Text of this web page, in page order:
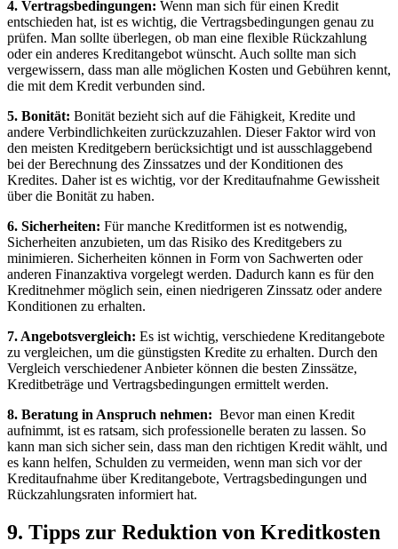
4. ‍Vertragsbedingungen: Wenn man ‍sich für einen Kredit
entschieden hat, ist es‌ wichtig, die Vertragsbedingungen ​genau‍ zu
prüfen. Man sollte ‌überlegen, ob ‍man eine flexible Rückzahlung
oder ein anderes Kreditangebot wünscht. Auch ‌sollte man ⁤sich
vergewissern, dass man alle⁣ möglichen Kosten und ‍Gebühren kennt,
die mit dem⁢ Kredit verbunden sind.
5. ‌Bonität: ⁢Bonität ⁤bezieht⁤ sich auf ⁤die Fähigkeit, Kredite und⁤
andere Verbindlichkeiten zurückzuzahlen. Dieser Faktor wird von
⁤den meisten‌ Kreditgebern ‍berücksichtigt ⁤und ist ausschlaggebend
bei der​ Berechnung⁢ des Zinssatzes und der Konditionen ⁣des
‌Kredites.⁤ Daher​ ist ​es wichtig, vor der Kreditaufnahme ​Gewissheit⁤
über​ die Bonität zu haben.
6. Sicherheiten: Für ⁣manche Kreditformen ist es notwendig,
Sicherheiten​ anzubieten, um⁢ das Risiko ⁤des ‍Kreditgebers ⁢zu
minimieren.‍ Sicherheiten können in Form von Sachwerten oder
anderen Finanzaktiva vorgelegt werden. Dadurch⁢ kann es für den
‌Kreditnehmer möglich sein, einen niedrigeren Zinssatz oder andere
Konditionen zu ⁤erhalten.
7. ​Angebotsvergleich: Es ⁢ist wichtig, ​verschiedene⁢ Kreditangebote
zu vergleichen, um⁤ die günstigsten Kredite zu erhalten. Durch den
Vergleich verschiedener⁢ Anbieter können die besten Zinssätze,⁢
Kreditbeträge und Vertragsbedingungen ermittelt werden.
8.‍ Beratung in Anspruch nehmen: ‍ Bevor man einen​ Kredit‍
aufnimmt, ist⁤ es ratsam,‌ sich professionelle⁣ beraten zu lassen. So
kann man sich sicher ⁢sein, dass man den richtigen Kredit⁣ wählt,⁣ und
es⁢ kann ⁣helfen, Schulden zu vermeiden, wenn man sich vor der⁤
Kreditaufnahme über Kreditangebote, Vertragsbedingungen ⁤und
⁣Rückzahlungsraten⁣ informiert⁢ hat.
9. Tipps zur Reduktion von​ Kreditkosten